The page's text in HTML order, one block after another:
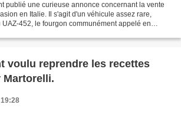
publié une curieuse annonce concernant la vente
en Italie. Il s'agit d'un véhicule assez rare,
452, le fourgon communément appelé en
voulu reprendre les recettes
Martorelli.